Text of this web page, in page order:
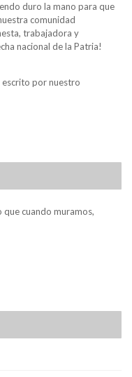
duro la mano para que
comunidad
trabajadora y
nacional de la Patria!
escrito por nuestro
cuando muramos,